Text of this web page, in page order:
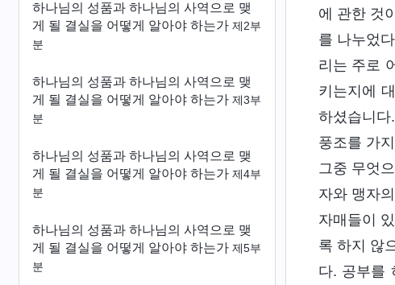
하나님의 성품과 하나님의 사역으로 맺
게 될 결실을 어떻게 알아야 하는가 제2부
분
하나님의 성품과 하나님의 사역으로 맺
게 될 결실을 어떻게 알아야 하는가 제3부
분
하나님의 성품과 하나님의 사역으로 맺
게 될 결실을 어떻게 알아야 하는가 제4부
분
하나님의 성품과 하나님의 사역으로 맺
게 될 결실을 어떻게 알아야 하는가 제5부
분
에 관한 것
를 나누었
리는 주로
키는지에
하셨습니
풍조를 가
그중 무엇
자와 맹자
자매들이
록 하지 않
다. 공부를